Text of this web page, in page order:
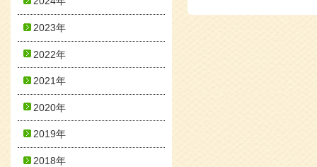
2023年
2022年
2021年
2020年
2019年
2018年